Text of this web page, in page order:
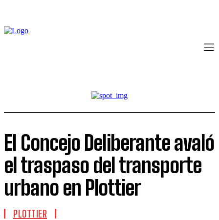
El Concejo Deliberante avaló
el traspaso del transporte
urbano en Plottier
PLOTTIER